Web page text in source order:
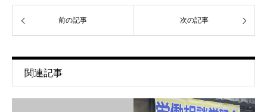
前の記事 次の記事
関連記事